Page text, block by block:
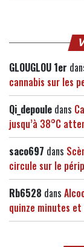
GLOUGLOU 1er
cannabis sur les
Qi_depoule dans
jusqu’à 38°C
saco697 dans
circule sur le
Rb6528 dans
quinze minutes